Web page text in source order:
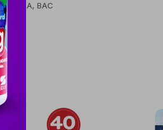
PLACA, BAC